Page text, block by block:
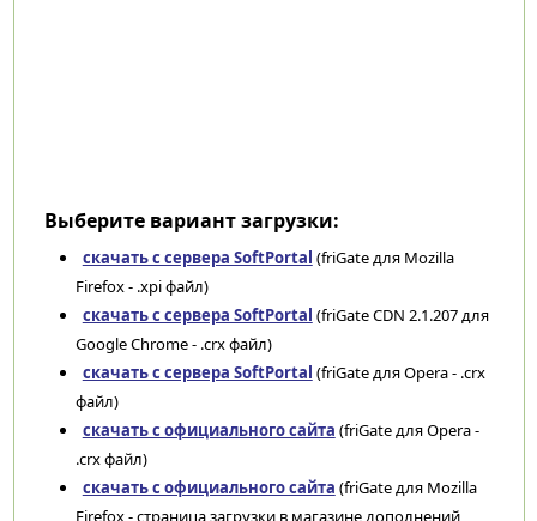
Выберите вариант загрузки:
скачать с сервера SoftPortal (friGate для Mozilla
Firefox - .xpi файл)
скачать с сервера SoftPortal (friGate CDN 2.1.207 для
Google Chrome - .crx файл)
скачать с сервера SoftPortal (friGate для Opera - .crx
файл)
скачать с официального сайта (friGate для Opera -
.crx файл)
скачать с официального сайта (friGate для Mozilla
Firefox - страница загрузки в магазине дополнений